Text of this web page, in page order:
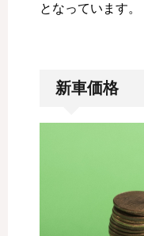
となっています。
新車価格